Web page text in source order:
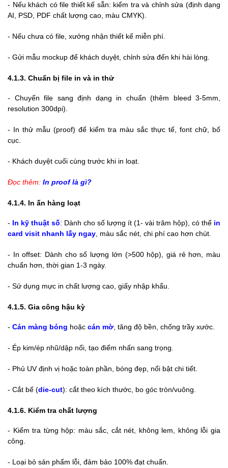
- Nếu khách có file thiết kế sẵn: kiểm tra và chỉnh sửa (định dạng
AI, PSD, PDF chất lượng cao, màu CMYK).
- Nếu chưa có file, xưởng nhận thiết kế miễn phí.
- Gửi mẫu mockup để khách duyệt, chỉnh sửa đến khi hài lòng.
4.1.3. Chuẩn bị file in và in thử
- Chuyển file sang định dạng in chuẩn (thêm bleed 3-5mm,
resolution 300dpi).
- In thử mẫu (proof) để kiểm tra màu sắc thực tế, font chữ, bố
cục.
- Khách duyệt cuối cùng trước khi in loạt.
Đọc thêm: In proof là gì?
4.1.4. In ấn hàng loạt
- In kỹ thuật số: Dành cho số lượng ít (1- vài trăm hộp), có thể in
card visit nhanh lấy ngay , màu sắc nét, chi phí cao hơn chút.
- In offset: Dành cho số lượng lớn (>500 hộp), giá rẻ hơn, màu
chuẩn hơn, thời gian 1-3 ngày.
- Sử dụng mực in chất lượng cao, giấy nhập khẩu.
4.1.5. Gia công hậu kỳ
- Cán màng bóng hoặc cán mờ , tăng độ bền, chống trầy xước.
- Ép kim/ép nhũ/dập nổi, tạo điểm nhấn sang trọng.
- Phủ UV định vị hoặc toàn phần, bóng đẹp, nổi bật chi tiết.
- Cắt bế (die-cut): cắt theo kích thước, bo góc tròn/vuông.
4.1.6. Kiểm tra chất lượng
- Kiểm tra từng hộp: màu sắc, cắt nét, không lem, không lỗi gia
công.
- Loại bỏ sản phẩm lỗi, đảm bảo 100% đạt chuẩn.